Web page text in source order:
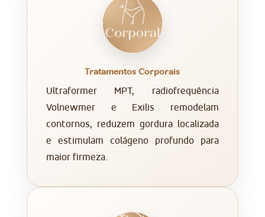
Tratamentos Corporais
Ultraformer MPT, radiofrequência
Volnewmer e Exilis remodelam
contornos, reduzem gordura localizada
e estimulam colágeno profundo para
maior firmeza.